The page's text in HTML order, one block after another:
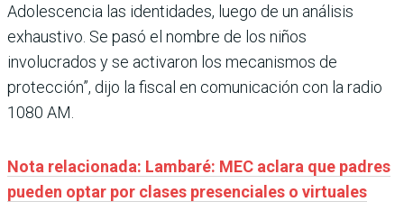
Adolescencia las identidades, luego de un análisis
exhaustivo. Se pasó el nombre de los niños
involucrados y se activaron los mecanismos de
protección”, dijo la fiscal en comunicación con la radio
1080 AM.
Nota relacionada: Lambaré: MEC aclara que padres
pueden optar por clases presenciales o virtuales